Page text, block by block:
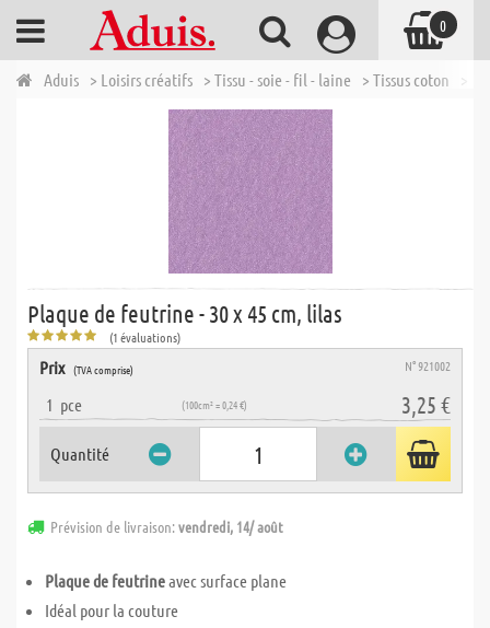
Aduis > Loisirs créatifs > Tissu - soie - fil - laine > Tissus coton
Plaque de feutrine - 30 x 45 cm, lilas
(1 évaluations)
Prix (TVA comprise) N° 921002
1 pce (100cm² = 0,24 €) 3,25 €
Quantité
Prévision de livraison:vendredi, 14/ août
Plaque de feutrineavec surface plane
Idéal pour la couture
0